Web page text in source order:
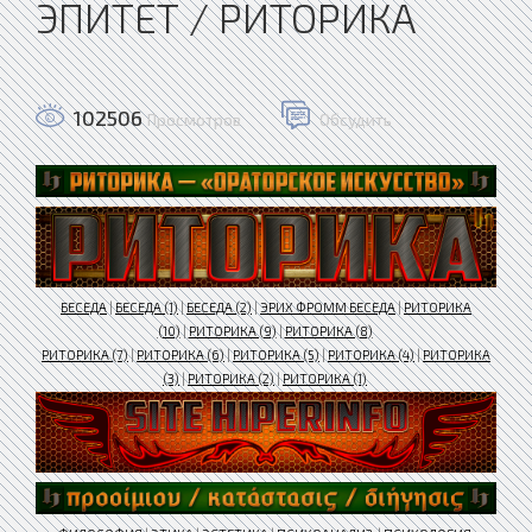
ЭПИТЕТ / РИТОРИКА
102506 Просмотров Обсудить
БЕСЕДА|БЕСЕДА (1)|БЕСЕДА (2)|ЭРИХ ФРОММ БЕСЕДА|РИТОРИКА
(10)|РИТОРИКА (9)|РИТОРИКА (8)
РИТОРИКА (7)|РИТОРИКА (6)|РИТОРИКА (5)|РИТОРИКА (4)|РИТОРИКА
(3)|РИТОРИКА (2)|РИТОРИКА (1)